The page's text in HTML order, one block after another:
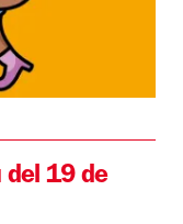
del 19 de